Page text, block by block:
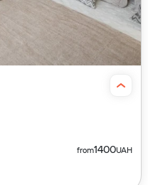
from1400UAH